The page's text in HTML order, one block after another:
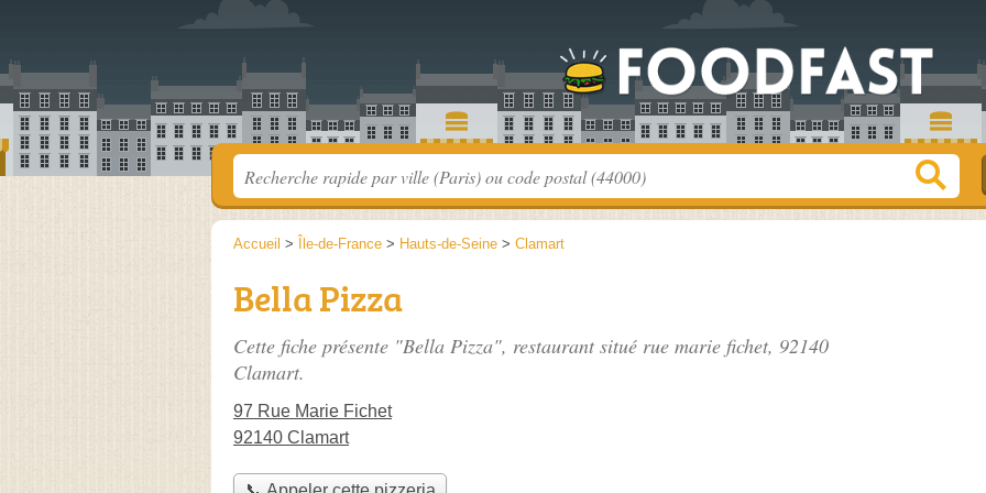
Accueil > Île-de-France > Hauts-de-Seine > Clamart
Bella Pizza
Cette fiche présente "Bella Pizza", restaurant situé rue marie fichet, 92140
Clamart.
97 Rue Marie Fichet
92140 Clamart